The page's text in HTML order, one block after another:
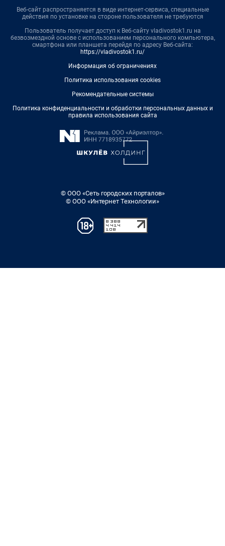
Веб-сайт распространяется в виде интернет-сервиса, специальные
действия по установке на стороне пользователя не требуются
Пользователь получает доступ к Веб-сайту vladivostok1.ru на
безвозмездной основе с использованием персонального компьютера,
смартфона или планшета перейдя по адресу Веб-сайта:
https://vladivostok1.ru/
Информация об ограничениях
Политика использования cookies
Рекомендательные системы
Политика конфиденциальности и обработки персональных данных и
правила использования сайта
© ООО «Сеть городских порталов»
© ООО «Интернет Технологии»